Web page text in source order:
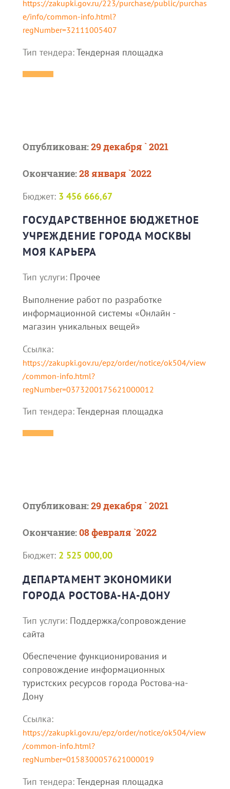
https://zakupki.gov.ru/223/purchase/public/purchas
e/info/common-info.html?
regNumber=32111005407
Тип тендера:Тендерная площадка
Опубликован:29 декабря ` 2021
Окончание:28 января `2022
Бюджет: 3 456 666,67
ГОСУДАРСТВЕННОЕ БЮДЖЕТНОЕ
УЧРЕЖДЕНИЕ ГОРОДА МОСКВЫ
МОЯ КАРЬЕРА
Тип услуги: Прочее
Выполнение работ по разработке
информационной системы «Онлайн -
магазин уникальных вещей»
Ссылка:
https://zakupki.gov.ru/epz/order/notice/ok504/view
/common-info.html?
regNumber=0373200175621000012
Тип тендера:Тендерная площадка
Опубликован:29 декабря ` 2021
Окончание:08 февраля `2022
Бюджет: 2 525 000,00
ДЕПАРТАМЕНТ ЭКОНОМИКИ
ГОРОДА РОСТОВА-НА-ДОНУ
Тип услуги: Поддержка/сопровождение
сайта
Обеспечение функционирования и
сопровождение информационных
туристских ресурсов города Ростова-на-
Дону
Ссылка:
https://zakupki.gov.ru/epz/order/notice/ok504/view
/common-info.html?
regNumber=0158300057621000019
Тип тендера:Тендерная площадка